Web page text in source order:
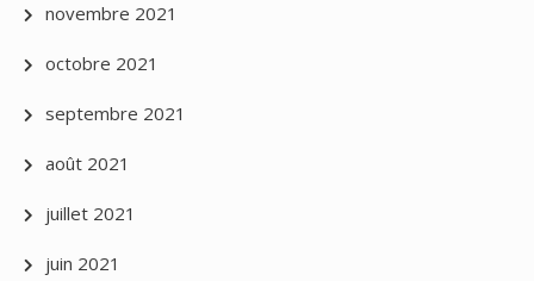
novembre 2021
octobre 2021
septembre 2021
août 2021
juillet 2021
juin 2021